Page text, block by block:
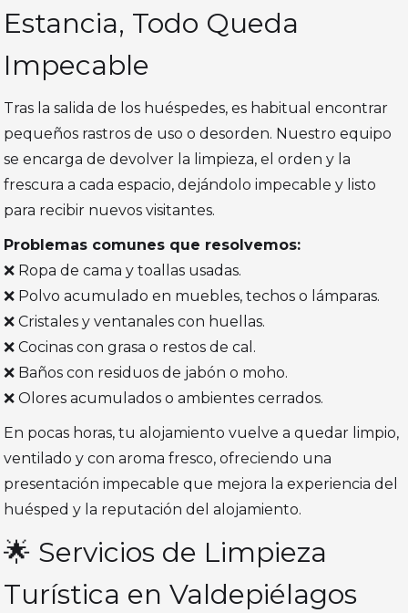
Estancia, Todo Queda
Impecable
Tras la salida de los huéspedes, es habitual encontrar
pequeños rastros de uso o desorden. Nuestro equipo
se encarga de devolver la limpieza, el orden y la
frescura a cada espacio, dejándolo impecable y listo
para recibir nuevos visitantes.
Problemas comunes que resolvemos:
❌ Ropa de cama y toallas usadas.
❌ Polvo acumulado en muebles, techos o lámparas.
❌ Cristales y ventanales con huellas.
❌ Cocinas con grasa o restos de cal.
❌ Baños con residuos de jabón o moho.
❌ Olores acumulados o ambientes cerrados.
En pocas horas, tu alojamiento vuelve a quedar limpio,
ventilado y con aroma fresco, ofreciendo una
presentación impecable que mejora la experiencia del
huésped y la reputación del alojamiento.
🌟 Servicios de Limpieza
Turística en Valdepiélagos